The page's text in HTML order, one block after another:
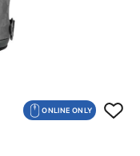
ONLINE ONLY